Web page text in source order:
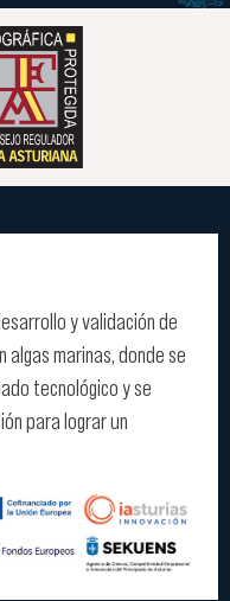
y validación de
algas marinas, donde se
tecnológico y se
para lograr un